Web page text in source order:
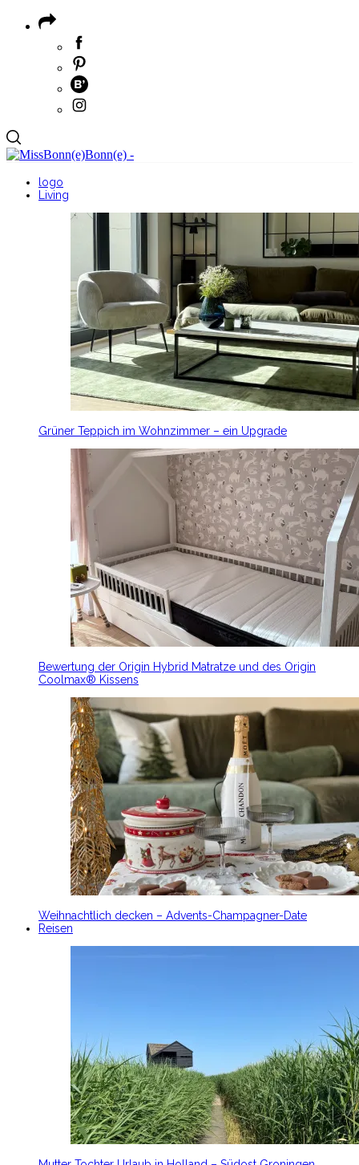
logo
Living
Grüner Teppich im Wohnzimmer – ein Upgrade
Bewertung der Origin Hybrid Matratze und des Origin
Coolmax® Kissens
Weihnachtlich decken – Advents-Champagner-Date
Reisen